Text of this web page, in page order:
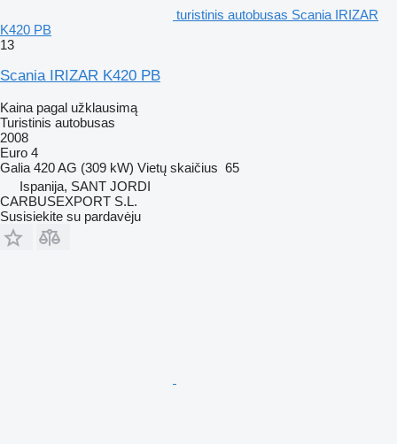
turistinis autobusas Scania IRIZAR
K420 PB
13
Scania IRIZAR K420 PB
Kaina pagal užklausimą
Turistinis autobusas
2008
Euro 4
Galia 420 AG (309 kW) Vietų skaičius 65
Ispanija, SANT JORDI
CARBUSEXPORT S.L.
Susisiekite su pardavėju